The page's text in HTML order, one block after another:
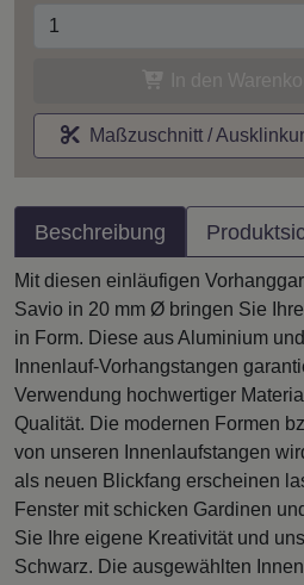
Maßzuschnitt /
Beschreibung
Mit diesen einläufigen
Savio in 20 mm Ø bringen Sie
in Form. Diese aus Aluminium
Innenlauf-Vorhangstangen
Verwendung hochwertiger
Qualität. Die modernen Formen
von unseren Innenlaufstangen
als neuen Blickfang erscheinen
Fenster mit schicken Gardinen
Sie Ihre eigene Kreativität und
Schwarz. Die ausgewählten